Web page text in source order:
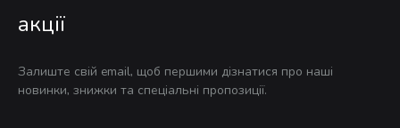
акції
Залиште свій email, щоб першими дізнатися про наші
новинки, знижки та спеціальні пропозиції.